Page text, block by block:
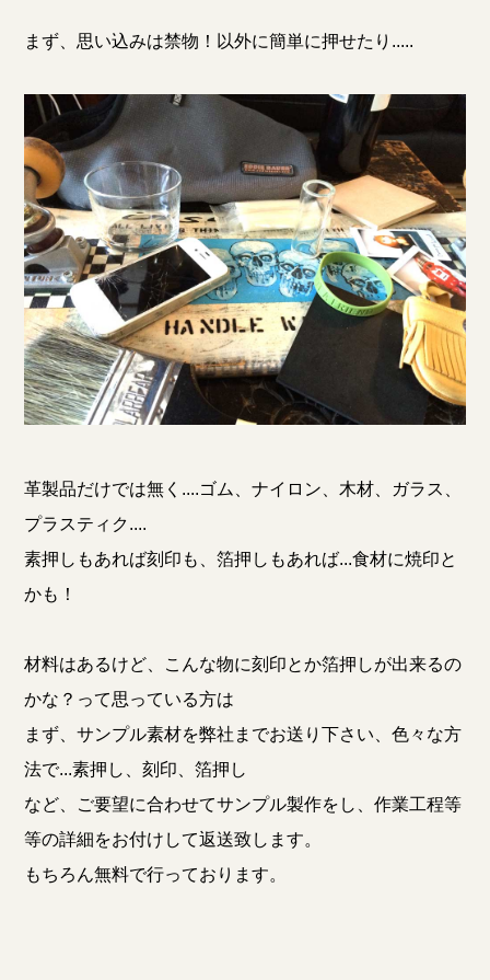
まず、思い込みは禁物！以外に簡単に押せたり.....
革製品だけでは無く....ゴム、ナイロン、木材、ガラス、
プラスティク....
素押しもあれば刻印も、箔押しもあれば...食材に焼印と
かも！
材料はあるけど、こんな物に刻印とか箔押しが出来るの
かな？って思っている方は
まず、サンプル素材を弊社までお送り下さい、色々な方
法で...素押し、刻印、箔押し
など、ご要望に合わせてサンプル製作をし、作業工程等
等の詳細をお付けして返送致します。
もちろん無料で行っております。